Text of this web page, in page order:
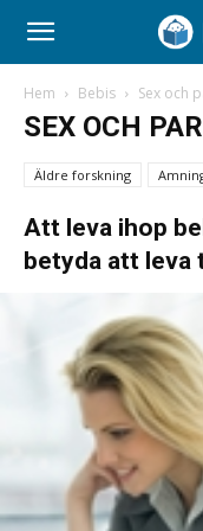
Hem Bebis Sex och
SEX OCH
Äldre forskning
Att leva ihop
betyda att leva